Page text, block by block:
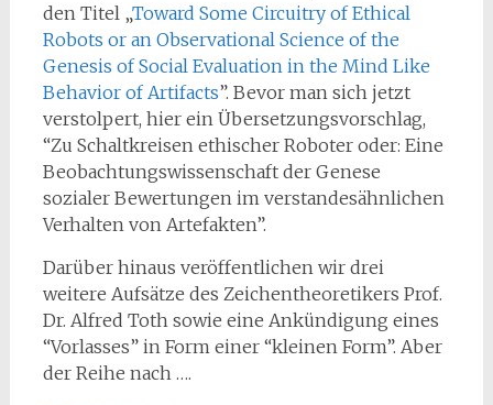
den Titel „Toward Some Circuitry of Ethical
Robots or an Observational Science of the
Genesis of Social Evaluation in the Mind Like
Behavior of Artifacts”. Bevor man sich jetzt
verstolpert, hier ein Übersetzungsvorschlag,
“Zu Schaltkreisen ethischer Roboter oder: Eine
Beobachtungswissenschaft der Genese
sozialer Bewertungen im verstandesähnlichen
Verhalten von Artefakten”.
Darüber hinaus veröffentlichen wir drei
weitere Aufsätze des Zeichentheoretikers Prof.
Dr. Alfred Toth sowie eine Ankündigung eines
“Vorlasses” in Form einer “kleinen Form”. Aber
der Reihe nach ….